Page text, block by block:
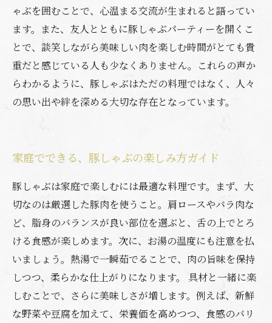
ゃぶを囲むことで、心温まる交流が生まれると語ってい
ます。また、友人とともに豚しゃぶパーティーを開くこ
とで、談笑しながら美味しい肉を楽しむ時間がとても貴
重だと感じている人も少なくありません。これらの声か
らわかるように、豚しゃぶはただの料理ではなく、人々
の思い出や絆を深める大切な存在となっています。
家庭でできる、豚しゃぶの楽しみ方ガイド
豚しゃぶは家庭で楽しむには最適な料理です。まず、大
切なのは厳選した豚肉を使うこと。肩ロースやバラ肉な
ど、脂身のバランスが良い部位を選ぶと、舌の上でとろ
ける食感が楽しめます。次に、お湯の温度にも注意を払
いましょう。熱湯で一瞬茹でることで、肉の旨味を保持
しつつ、柔らかな仕上がりになります。 具材と一緒に楽
しむことで、さらに美味しさが増します。例えば、新鮮
な野菜や豆腐を加えて、栄養価を高めつつ、食感のバリ